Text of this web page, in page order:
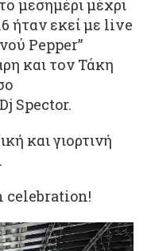
μεσημέρι μέχρι
ήταν εκεί με live
Pepper”
και τον Τάκη
Spector.
και γιορτινή